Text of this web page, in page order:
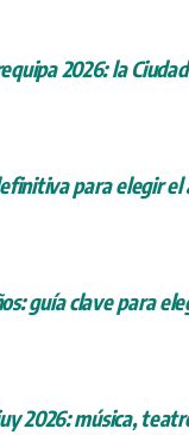
2026: la
para elegir el
guía clave para
2026: música,